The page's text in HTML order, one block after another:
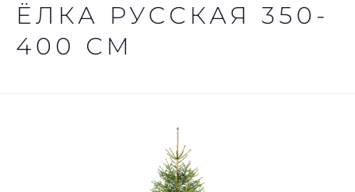
ЁЛКА РУССКАЯ 350-
400 СМ